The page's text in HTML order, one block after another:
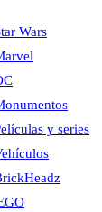
Wars
y series